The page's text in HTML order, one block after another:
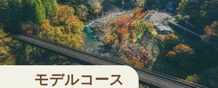
モデルコース